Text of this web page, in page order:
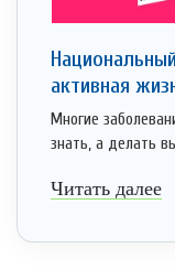
активная
Многие
знать, а делать
Читать далее